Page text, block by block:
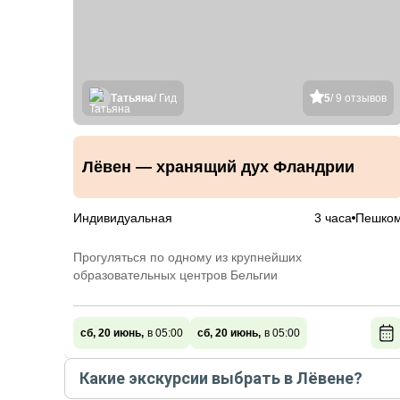
5/ 9 отзывов
Татьяна/ Гид
Лёвен — хранящий дух Фландрии
Индивидуальная 3 часа
Прогуляться по одному из крупнейших
образовательных центров Бельгии
сб, 20 июнь, в 05:00 сб, 20 июнь, в 05:00
Какие экскурсии выбрать в Лёвене?